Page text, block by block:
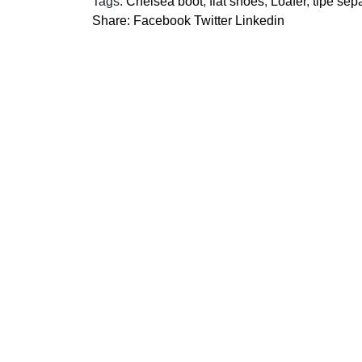
Share: Facebook Twitter Linkedin